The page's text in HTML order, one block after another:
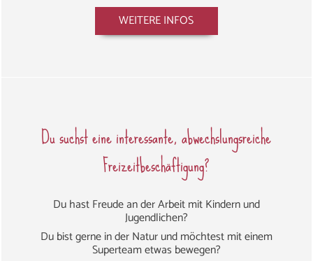
WEITERE INFOS
Du suchst eine interessante, abwechslungsreiche
Freizeitbeschäftigung?
Du hast Freude an der Arbeit mit Kindern und
Jugendlichen?
Du bist gerne in der Natur und möchtest mit einem
Superteam etwas bewegen?